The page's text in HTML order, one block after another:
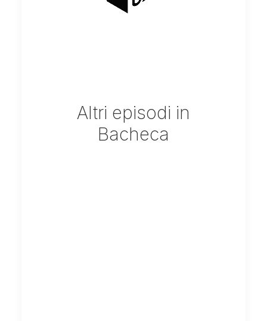
Altri episodi in
Bacheca